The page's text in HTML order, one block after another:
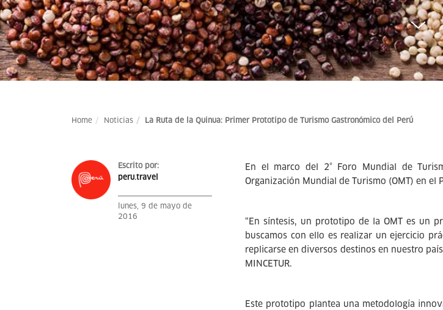
Home Noticias La Ruta de la Quinua: Primer Prototipo de Turismo Gastronómico del Perú
Escrito por:
peru.travel
lunes, 9 de mayo de
2016
En el marco del 2° Foro Mundial de
Organización Mundial de Turismo (OMT) en el
“En síntesis, un prototipo de la OMT es un
buscamos con ello es realizar un ejercicio
replicarse en diversos destinos en nuestro
MINCETUR.
Este prototipo plantea una metodología